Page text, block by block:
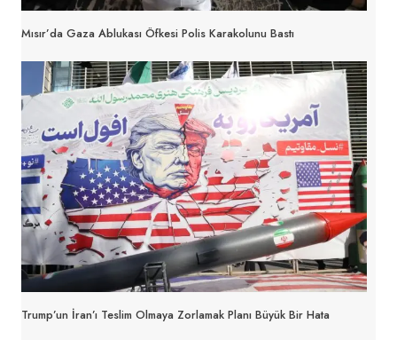
Mısır’da Gaza Ablukası Öfkesi Polis Karakolunu Bastı
Trump’un İran’ı Teslim Olmaya Zorlamak Planı Büyük Bir Hata